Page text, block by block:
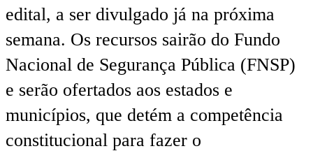
edital, a ser divulgado já na próxima
semana. Os recursos sairão do Fundo
Nacional de Segurança Pública (FNSP)
e serão ofertados aos estados e
municípios, que detém a competência
constitucional para fazer o